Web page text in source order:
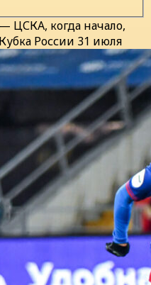
ЦСКА, когда начало,
России 31 июля